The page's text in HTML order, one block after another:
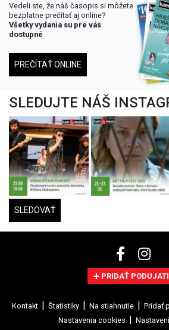
Vedeli ste, že náš časopis si môžete
bezplatne prečítať aj online?
Všetky vydania su pre vás
dostupné
PREČÍTAŤ ONLINE
SLEDUJTE NÁŠ
SLEDOVAŤ
PRIDAŤ
Kontakt Štatistiky Na stiahnutie Pridať
Nastavenia cookies